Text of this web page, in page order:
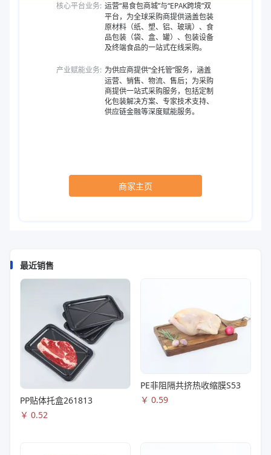
核心平台业务: 运营“易食包商城”与“EPAK跨境”双
平台，为全球采购商提供涵盖包装
原材料（纸、塑、铝、玻璃）、食
品包装（袋、盒、罐）、包装设备
及终端食品的一站式在线采购。
产业赋能业务: 为供应商提供“全托管”服务，涵盖
运营、销售、物流、售后；为采购
商提供一站式采购服务，包括定制
化包装解决方案、专家技术支持、
供应链金融等深度赋能服务。
商家主页
最近销售
PP贴体托盒261813
￥ 0.52
PE非阻隔共挤热收缩膜S53
￥ 0.59